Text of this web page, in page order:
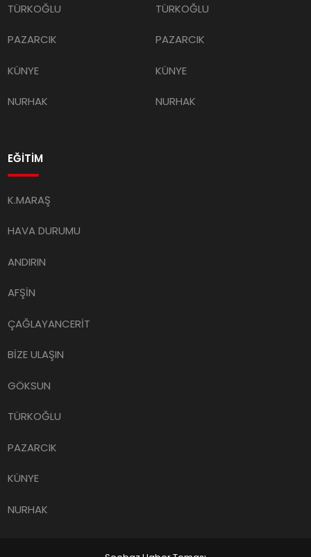
TÜRKOĞLU
PAZARCIK
KÜNYE
NURHAK
TÜRKOĞLU
PAZARCIK
KÜNYE
NURHAK
EĞİTİM
K.MARAŞ
HAVA DURUMU
ANDIRIN
AFŞİN
ÇAĞLAYANCERİT
BİZE ULAŞIN
GÖKSUN
TÜRKOĞLU
PAZARCIK
KÜNYE
NURHAK